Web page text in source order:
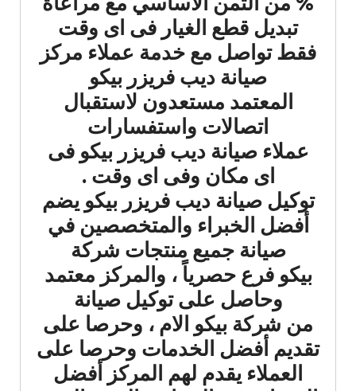
تبديل قطع الغيار فى اى وقت
فقط تواصل مع خدمة عملاء مركز
صيانة ديب فريزر بيكو
المعتمد مستعدون لاستقبال
اتصالات واستفسارات
عملاء صيانة ديب فريزر بيكو فى
اى مكان وفى اى وقت .
توكيل صيانة ديب فريزر بيكو يضم
أفضل الخبراء والمتخصصين في
صيانة جميع منتجات شركة
بيكو فرع حصرياً ، والمركز معتمد
وحاصل على توكيل صيانة
من شركة بيكو الام ، وحرصا على
تقديم أفضل الخدمات وحرصا على
العملاء يقدم لهم المركز أفضل